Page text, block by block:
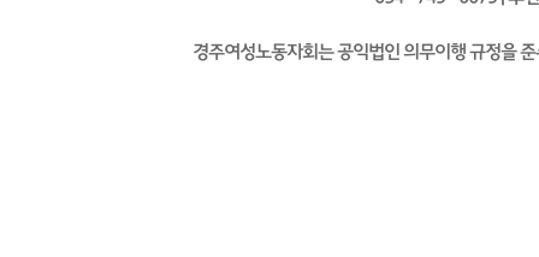
경주여성노동자회는 공익법인 의무이행 규정을